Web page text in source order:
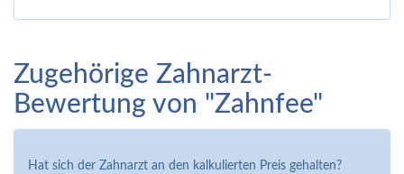
Zugehörige Zahnarzt-
Bewertung von "Zahnfee"
Hat sich der Zahnarzt an den kalkulierten Preis gehalten?